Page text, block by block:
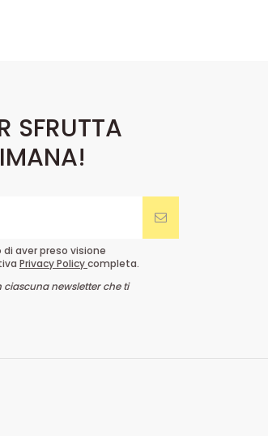
SFRUTTA
aver preso visione
Privacy Policycompleta.
newsletter che ti